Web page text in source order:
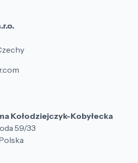
Kołodziejczyk-Kobyłecka
59/33